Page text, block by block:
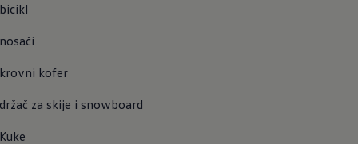
bicikl
nosači
krovni kofer
držač za skije i snowboard
Kuke